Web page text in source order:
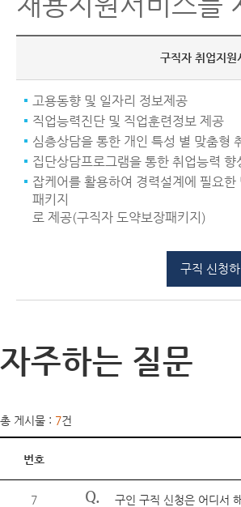
구직자 취업지원
고용동향 및 일자리 정보제공
직업능력진단 및 직업훈련정보 제공
심층상담을 통한 개인 특성 별 맞춤형
집단상담프로그램을 통한 취업능력 향
잡케어를 활용하여 경력설계에 필요
패키지
로 제공(구직자 도약보장패키지)
구직 신청하
자주하는 질문
총 게시물 : 7건
번호
7 Q. 구인 구직 신청은 어디서